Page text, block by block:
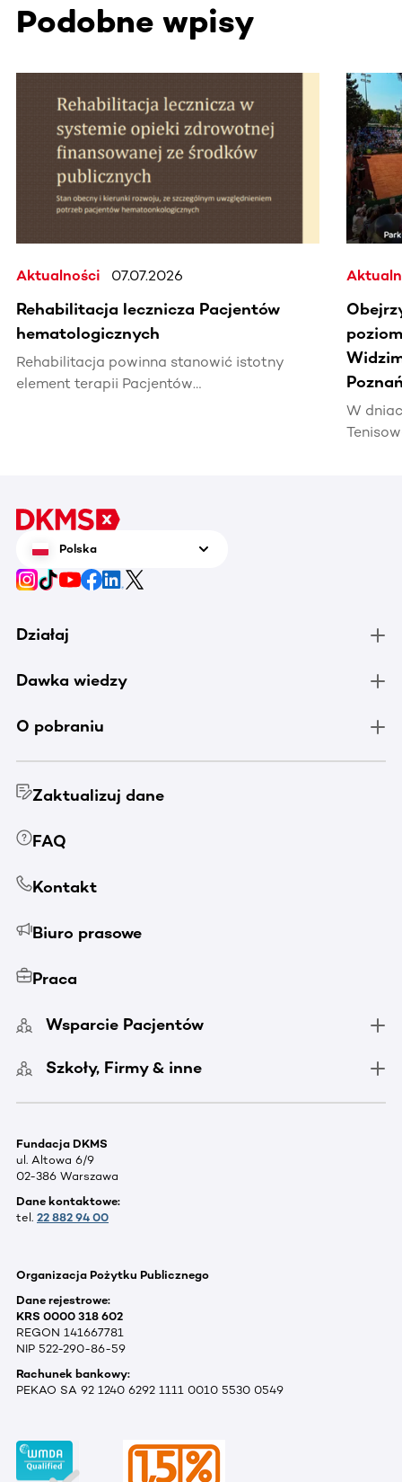
Podobne wpisy
Ta sekcja zawiera treści przewijane w poziomie. Użyj
Aktualności 07.07.2026
Rehabilitacja lecznicza Pacjentów
hematologicznych
Rehabilitacja powinna stanowić istotny
element terapii Pacjentów
W
Polska
Działaj
Dawka wiedzy
O pobraniu
Zaktualizuj dane
FAQ
Kontakt
Biuro prasowe
Praca
Wsparcie Pacjentów
Szkoły, Firmy & inne
Fundacja DKMS
ul. Altowa 6/9
02-386 Warszawa
Dane kontaktowe:
tel. 22 882 94 00
Organizacja Pożytku Publicznego
Dane rejestrowe:
KRS 0000 318 602
REGON 141667781
NIP 522-290-86-59
Rachunek bankowy:
PEKAO SA 92 1240 6292 1111 0010 5530 0549